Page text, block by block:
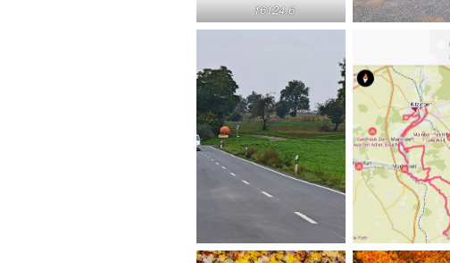
16124.6